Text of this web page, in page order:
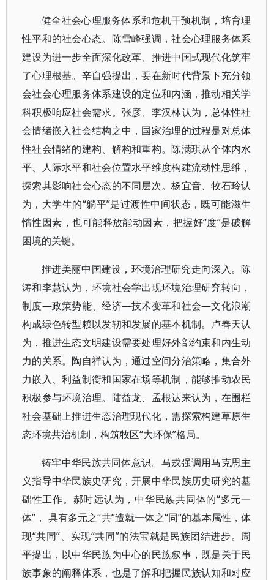
健全社会心理服务体系和危机干预机制，培育理
性平和的社会心态。陈雪峰强调，社会心理服务体系
建设为进一步全面深化改革、推进中国式现代化筑牢
了心理根基。辛自强提出，要在新时代背景下充分领
会社会心理服务体系建设的定位和内涵，推动相关学
科积极响应社会需求。张彦、李汉林认为，总体性社
会情绪嵌入社会结构之中，国家治理的过程是对总体
性社会情绪的建构、解构和重构。陈满琪从个体内水
平、人际水平和社会位置水平维度构建流动性思维，
探索其影响社会心态的不同层次。杨宜音、牧石玲认
为，大学生的“躺平”是过渡性中间状态，既可能滋生
惰性因素，也可能释放能动因素，把握好“度”是破解
困境的关键。
推进美丽中国建设，环境治理研究走向深入。陈
涛和李慧认为，环境社会学出现环境治理研究转向，
制度—政策势能、经济—技术变革和社会—文化浪潮
构成绿色转型赖以发轫和发展的基本机制。卢春天认
为，推进生态文明建设需要处理好外部约束和内生动
力的关系。陶自祥认为，通过空间分治策略，集合外
力嵌入、利益制衡和国家在场等机制，能够推动农民
积极参与环境治理。陆益龙、孟根达来认为，在围栏
社会基础上推进生态治理现代化，需探索构建草原生
态环境共治机制，构筑牧区“大环保”格局。
铸牢中华民族共同体意识。马戎强调用马克思主
义指导中华民族史研究，开展中华民族历史研究的基
础性工作。郝时远认为，中华民族共同体的“多元一
体”， 具有多元之“共”造就一体之“同”的基本属性，体
现“共同”、实现“共同”的法宝就是民族团结进步。周
平提出，以中华民族为中心的民族叙事，既是关于民
族事象的阐释体系，也是了解和把握民族认知和对应